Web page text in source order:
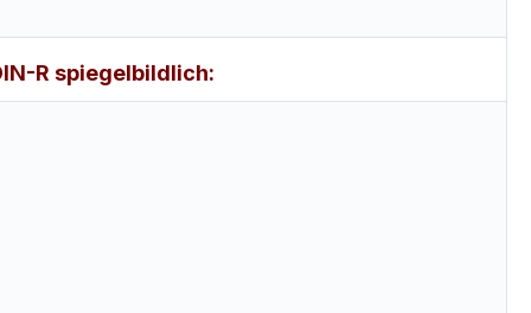
R spiegelbildlich: